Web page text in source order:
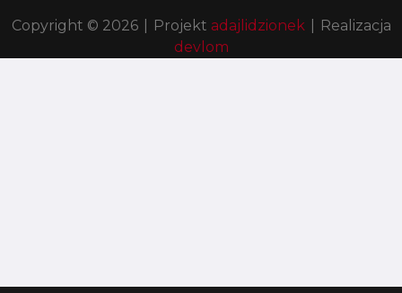
Copyright © 2026 Projekt adajlidzionek
Realizacja
devlom